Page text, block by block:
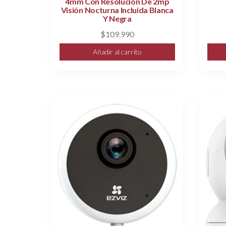
Visión Nocturna Incluida Blanca
Y Negra
$109.990
Añadir al carrito